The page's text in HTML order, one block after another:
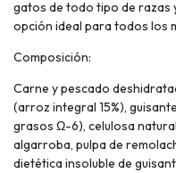
gatos de todo tipo de razas
opción ideal para todos los
Composición:
Carne y pescado
(arroz integral 15%),
grasos Ω-6), celulosa
algarroba, pulpa de
dietética insoluble de